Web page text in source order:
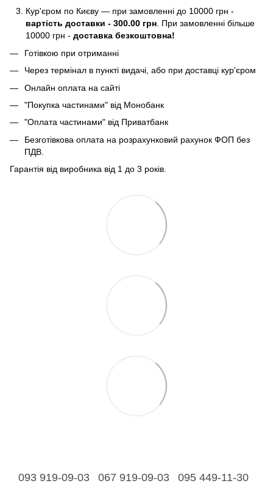
Кур'єром по Києву — при замовленні до 10000 грн -
вартість доставки - 300.00 грн. При замовленні більше
10000 грн - доставка безкоштовна!
Готівкою при отриманні
Через термінал в пункті видачі, або при доставці кур'єром
Онлайн оплата на сайті
"Покупка частинами" від Монобанк
"Оплата частинами" від Приватбанк
Безготівкова оплата на розрахунковий рахунок ФОП без
ПДВ.
Гарантія від виробника від 1 до 3 років.
093 919-09-03 067 919-09-03 095 449-11-30